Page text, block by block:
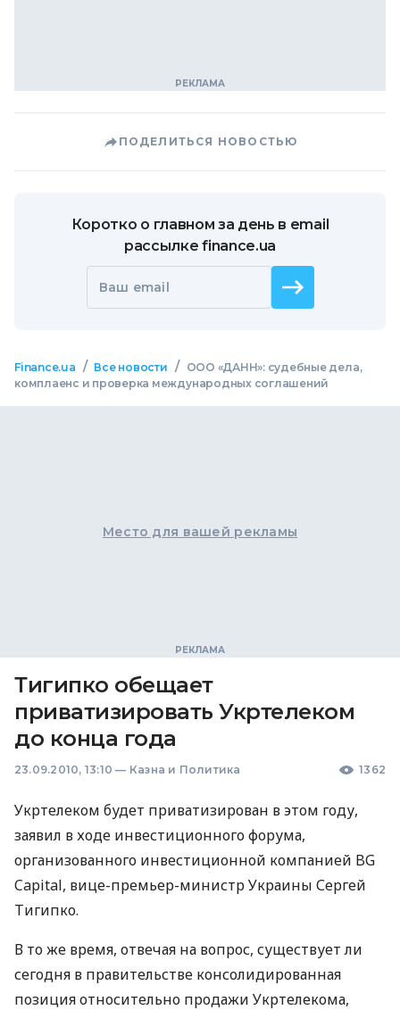
ПОДЕЛИТЬСЯ НОВОСТЬЮ
Коротко о главном за день в email
рассылке finance.ua
Ваш email
Finance.ua / Все новости /
ООО «ДАНН»: судебные дела,
комплаенс и проверка международных соглашений
Место для вашей рекламы
Тигипко обещает
приватизировать Укртелеком
до конца года
23.09.2010, 13:10 — Казна и Политика 1362
Укртелеком будет приватизирован в этом году,
заявил в ходе инвестиционного форума,
организованного инвестиционной компанией BG
Capital, вице-премьер-министр Украины Сергей
Тигипко.
В то же время, отвечая на вопрос, существует ли
сегодня в правительстве консолидированная
позиция относительно продажи Укртелекома,